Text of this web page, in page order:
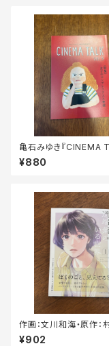
亀石みゆき『CINEMA
ol.5
¥880
作画：文川和海・原作：
『道端葉のいる世界①』
¥902